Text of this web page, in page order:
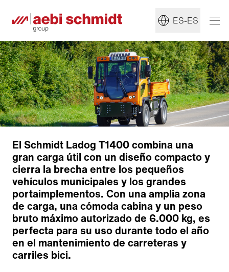
ES-ES
El Schmidt Ladog T1400 combina una
gran carga útil con un diseño compacto y
cierra la brecha entre los pequeños
vehículos municipales y los grandes
portaimplementos. Con una amplia zona
de carga, una cómoda cabina y un peso
bruto máximo autorizado de 6.000 kg, es
perfecta para su uso durante todo el año
en el mantenimiento de carreteras y
carriles bici.
Conducción
Hidráulica de trabajo
Bastidor